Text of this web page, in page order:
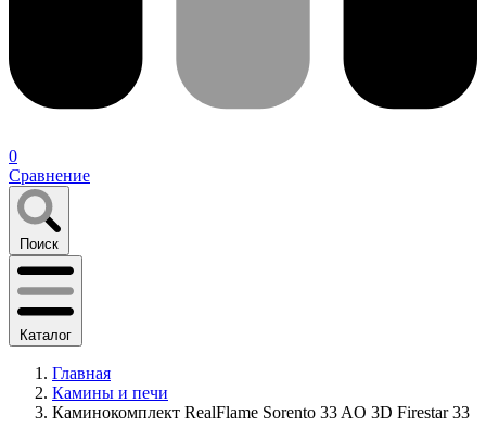
0
Сравнение
Поиск
Каталог
Главная
Камины и печи
Каминокомплект RealFlame Sorento 33 AO 3D Firestar 33